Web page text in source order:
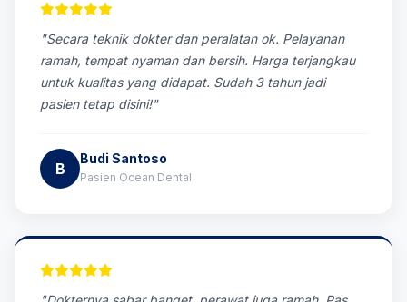
"Secara teknik dokter dan peralatan ok. Pelayanan
ramah, tempat nyaman dan bersih. Harga terjangkau
untuk kualitas yang didapat. Sudah 3 tahun jadi
pasien tetap disini!"
B
Budi Santoso
Pasien Ocean Dental